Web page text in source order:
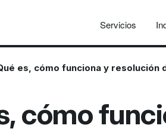
Servicios
es, cómo funciona y resolución
cómo